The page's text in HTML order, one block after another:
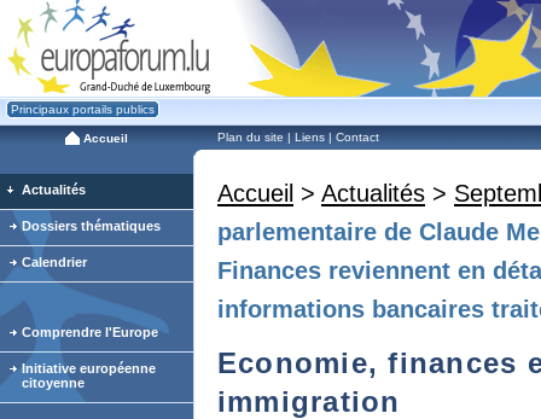
Principaux portails publics
Accueil Plan du site | Liens | Contact
Accueil > Actualités >
parlementaire de Claude
Finances reviennent en
informations bancaires
Economie, finances
immigration
Actualités
Dossiers thématiques
Calendrier
Comprendre l'Europe
Initiative européenne
citoyenne